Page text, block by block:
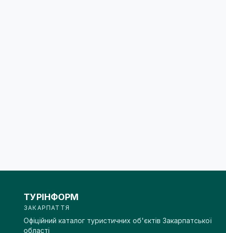
ТУРІНФОРМ
ЗАКАРПАТТЯ
Офіційний каталог туристичних об'єктів Закарпатської
області